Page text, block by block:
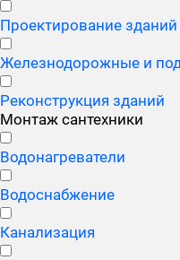
Проектирование зданий
Железнодорожные и
Реконструкция зданий
Монтаж сантехники
Водонагреватели
Водоснабжение
Канализация